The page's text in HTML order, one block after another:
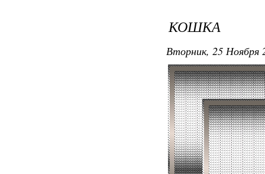
КОШКА
Вторник, 25 Ноября